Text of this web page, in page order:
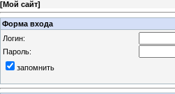
[Мой сайт]
Форма входа
Логин:
Пароль:
запомнить